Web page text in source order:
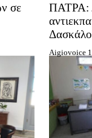
σε
ΠΑΤΡΑ:
Aigiovoice 1